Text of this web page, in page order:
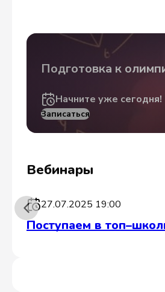
Подготовка к
Начните уже сегодня!
Записаться
Вебинары
27.07.2025 19:00
Поступаем в